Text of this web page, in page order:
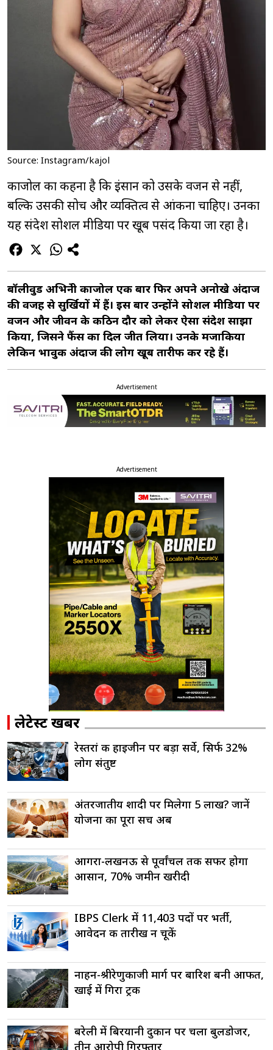
Source: Instagram/kajol
काजोल का कहना है कि इंसान को उसके वजन से नहीं,
बल्कि उसकी सोच और व्यक्तित्व से आंकना चाहिए। उनका
यह संदेश सोशल मीडिया पर खूब पसंद किया जा रहा है।
बॉलीवुड अभिनेत्री काजोल एक बार फिर अपने अनोखे अंदाज
की वजह से सुर्खियों में हैं। इस बार उन्होंने सोशल मीडिया पर
वजन और जीवन के कठिन दौर को लेकर ऐसा संदेश साझा
किया, जिसने फैंस का दिल जीत लिया। उनके मजाकिया
लेकिन भावुक अंदाज की लोग खूब तारीफ कर रहे हैं।
Advertisement
Advertisement
लेटेस्ट खबरें
रेस्तरां की हाइजीन पर बड़ा सर्वे, सिर्फ 32%
लोग संतुष्ट
अंतरजातीय शादी पर मिलेगा 5 लाख? जानें
योजना का पूरा सच अब
आगरा-लखनऊ से पूर्वांचल तक सफर होगा
आसान, 70% जमीन खरीदी
IBPS Clerk में 11,403 पदों पर भर्ती,
आवेदन की तारीख न चूकें
नाहन-श्रीरेणुकाजी मार्ग पर बारिश बनी आफत,
खाई में गिरा ट्रक
बरेली में बिरयानी दुकान पर चला बुलडोजर,
तीन आरोपी गिरफ्तार